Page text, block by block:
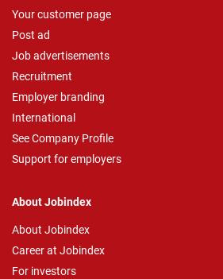
Your customer page
Post ad
Job advertisements
Recruitment
Employer branding
International
See Company Profile
Support for employers
About Jobindex
About Jobindex
Career at Jobindex
For investors